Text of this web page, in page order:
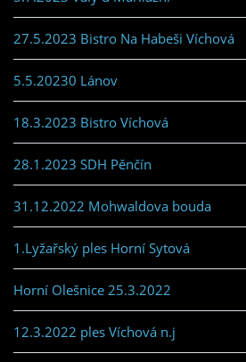
27.5.2023 Bistro Na Habeši Víchová
5.5.20230 Lánov
18.3.2023 Bistro Víchová
28.1.2023 SDH Pěnčín
31.12.2022 Mohwaldova bouda
1.Lyžařský ples Horní Sytová
Horní Olešnice 25.3.2022
12.3.2022 ples Víchová n.j